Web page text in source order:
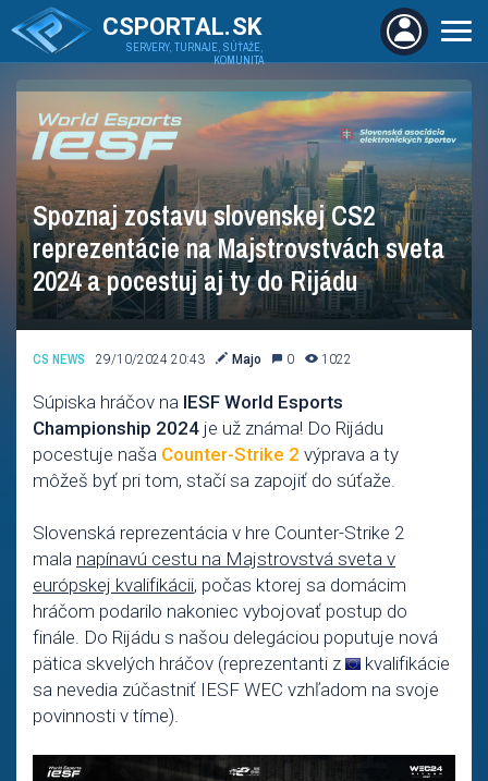
CSPORTAL.SK
SERVERY, TURNAJE, SÚŤAŽE,
KOMUNITA
Spoznaj zostavu slovenskej CS2
reprezentácie na Majstrovstvách sveta
2024 a pocestuj aj ty do Rijádu
CS NEWS 29/10/2024 20:43 Majo 0 1022
Súpiska hráčov na IESF World Esports
Championship 2024 je už známa! Do Rijádu
pocestuje naša Counter-Strike 2 výprava a ty
môžeš byť pri tom, stačí sa zapojiť do súťaže.
Slovenská reprezentácia v hre Counter-Strike 2
mala napínavú cestu na Majstrovstvá sveta v
európskej kvalifikácii, počas ktorej sa domácim
hráčom podarilo nakoniec vybojovať postup do
finále. Do Rijádu s našou delegáciou poputuje nová
pätica skvelých hráčov (reprezentanti z
kvalifikácie
sa nevedia zúčastniť IESF WEC vzhľadom na svoje
povinnosti v tíme).